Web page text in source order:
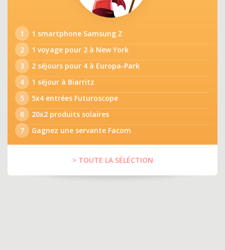
1
1 smartphone Samsung Z
2
1 voyage pour 2 à New York
3
2 séjours pour 4 à Europa-Park
4
1 séjour à Biarritz
5
5x4 entrées Futuroscope
6
20x2 produits solaires
7
Gagnez une servante Facom
> TOUTE LA SÉLÉCTION